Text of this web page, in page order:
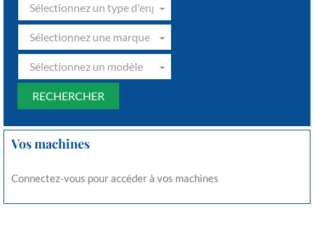
Sélectionnez un type d'engin
Sélectionnez une marque
Sélectionnez un modèle
Vos machines
Connectez-vous pour accéder à vos machines